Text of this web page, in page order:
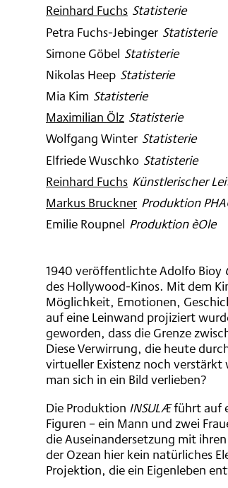
Reinhard Fuchs
: Statisterie
Petra Fuchs-Jebinger
: Statisterie
Simone Göbel: Statisterie
Nikolas Heep
: Statisterie
Mia Kim: Statisterie
Maximilian Ölz
: Statisterie
Wolfgang Winter
: Statisterie
Elfriede Wuschko
: Statisterie
Reinhard Fuchs
: Künstlerischer
Markus Bruckner
: Produktion
Emilie Roupnel: Produktion èOle
1940 veröffentlichte Adolfo Bioy
des Hollywood-Kinos. Mit dem
Möglichkeit, Emotionen,
auf eine Leinwand projiziert
geworden, dass die Grenze
Diese Verwirrung, die heute
virtueller Existenz noch verstärkt
man sich in ein Bild verlieben?
Die Produktion INSULÆführt auf
Figuren – ein Mann und zwei
die Auseinandersetzung mit
der Ozean hier kein natürliches
Projektion, die ein Eigenleben